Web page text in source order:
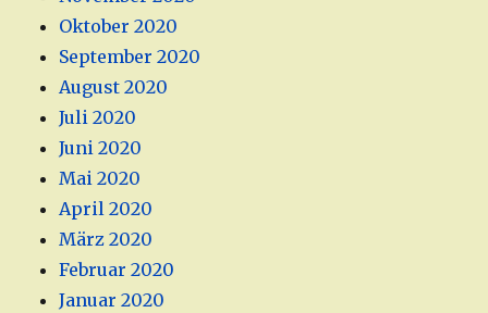
Oktober 2020
September 2020
August 2020
Juli 2020
Juni 2020
Mai 2020
April 2020
März 2020
Februar 2020
Januar 2020